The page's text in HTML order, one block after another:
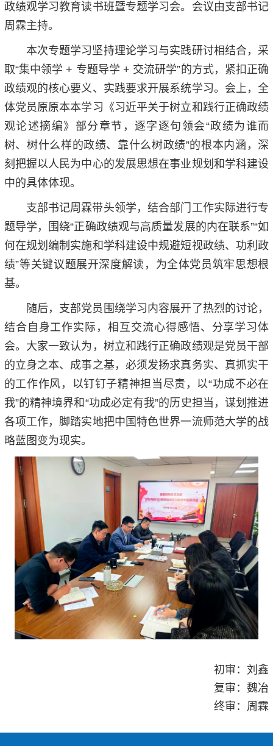
政绩观学习教育读书班暨专题学习会。会议由支部书记
周霖主持。
本次专题学习坚持理论学习与实践研讨相结合，采
取“集中领学 + 专题导学 + 交流研学”的方式，紧扣正确
政绩观的核心要义、实践要求开展系统学习。会上，全
体党员原原本本学习《习近平关于树立和践行正确政绩
观论述摘编》部分章节，逐字逐句领会“政绩为谁而
树、树什么样的政绩、靠什么树政绩”的根本内涵，深
刻把握以人民为中心的发展思想在事业规划和学科建设
中的具体体现。
支部书记周霖带头领学，结合部门工作实际进行专
题导学，围绕“正确政绩观与高质量发展的内在联系”“如
何在规划编制实施和学科建设中规避短视政绩、功利政
绩”等关键议题展开深度解读，为全体党员筑牢思想根
基。
随后，支部党员围绕学习内容展开了热烈的讨论，
结合自身工作实际，相互交流心得感悟、分享学习体
会。大家一致认为，树立和践行正确政绩观是党员干部
的立身之本、成事之基，必须发扬求真务实、真抓实干
的工作作风，以钉钉子精神担当尽责，以“功成不必在
我”的精神境界和“功成必定有我”的历史担当，谋划推进
各项工作，脚踏实地把中国特色世界一流师范大学的战
略蓝图变为现实。
初审：刘鑫
复审：魏冶
终审：周霖